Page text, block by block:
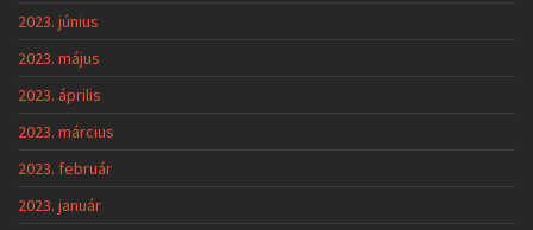
2023. június
2023. május
2023. április
2023. március
2023. február
2023. január